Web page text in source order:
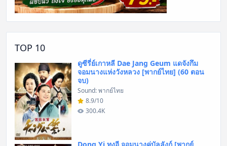
TOP 10
ดูซีรี่ย์เกาหลี Dae Jang Geum แดจังกึม
จอมนางแห่งวังหลวง [พากย์ไทย] (60 ตอน
จบ)
Sound: พากย์ไทย
8.9/10
300.4K
Dong Yi ทงอี จอมนางคู่บัลลังก์ [พากย์